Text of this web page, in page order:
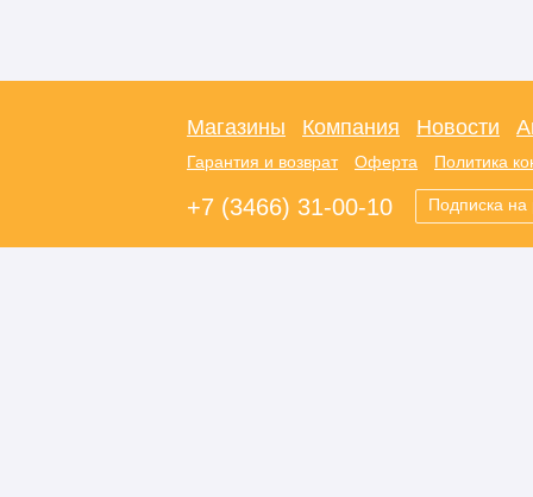
Магазины Компания Новости
Гарантия и возврат Оферта Политика
+7 (3466) 31-00-10 Подписка на